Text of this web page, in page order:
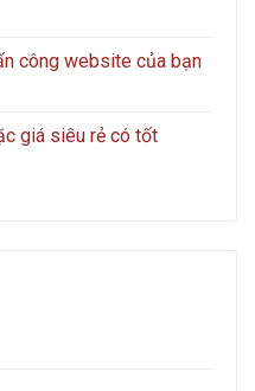
công website của bạn
giá siêu rẻ có tốt